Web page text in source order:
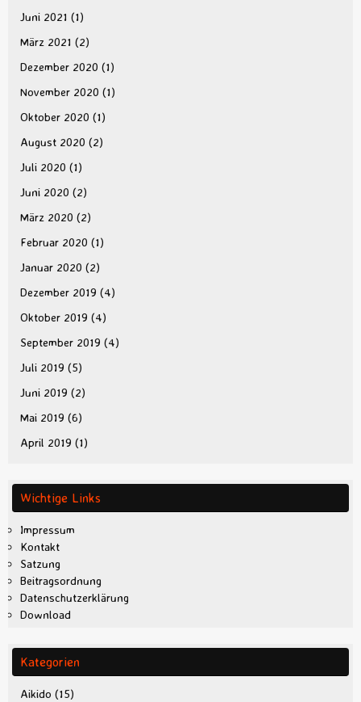
Juni 2021 (1)
März 2021 (2)
Dezember 2020 (1)
November 2020 (1)
Oktober 2020 (1)
August 2020 (2)
Juli 2020 (1)
Juni 2020 (2)
März 2020 (2)
Februar 2020 (1)
Januar 2020 (2)
Dezember 2019 (4)
Oktober 2019 (4)
September 2019 (4)
Juli 2019 (5)
Juni 2019 (2)
Mai 2019 (6)
April 2019 (1)
Wichtige Links
Impressum
Kontakt
Satzung
Beitragsordnung
Datenschutzerklärung
Download
Kategorien
Aikido (15)